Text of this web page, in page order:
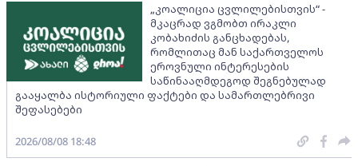
„კოალიცია ცვლილებისთვის“ -
მკაცრად ვგმობთ ირაკლი
კობახიძის განცხადებას,
რომლითაც მან საქართველოს
ეროვნული ინტერესების
საწინააღმდეგოდ შეგნებულად
გააყალბა ისტორიული ფაქტები და სამართლებრივი
შეფასებები
2026/08/08 18:48